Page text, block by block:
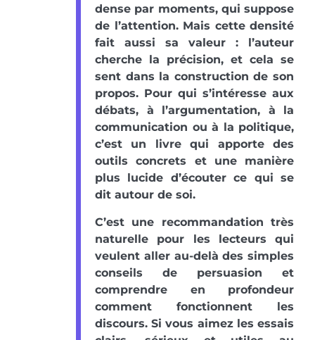
dense par moments, qui suppose
de l’attention. Mais cette densité
fait aussi sa valeur : l’auteur
cherche la précision, et cela se
sent dans la construction de son
propos. Pour qui s’intéresse aux
débats, à l’argumentation, à la
communication ou à la politique,
c’est un livre qui apporte des
outils concrets et une manière
plus lucide d’écouter ce qui se
dit autour de soi.
C’est une recommandation très
naturelle pour les lecteurs qui
veulent aller au-delà des simples
conseils de persuasion et
comprendre en profondeur
comment fonctionnent les
discours. Si vous aimez les essais